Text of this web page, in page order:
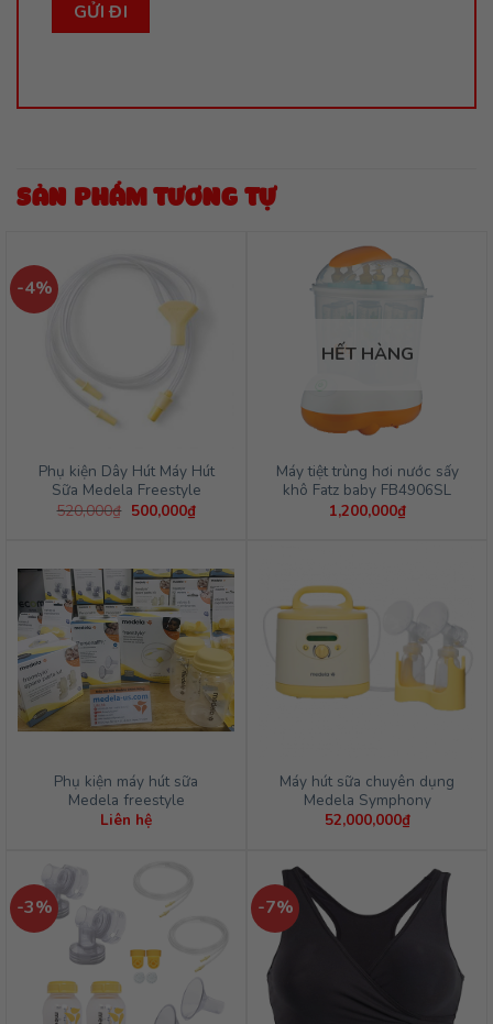
SẢN PHẨM TƯƠNG TỰ
-4%
Phụ kiện Dây Hút Máy Hút
Sữa Medela Freestyle
520,000₫ Giá
500,000₫Giá
hiện
500,000₫.
HẾT HÀNG
Máy tiệt trùng hơi nước sấy
khô Fatz baby FB4906SL
1,200,000₫
Phụ kiện máy hút sữa
Medela freestyle
Liên hệ
Máy hút sữa chuyên dụng
Medela Symphony
52,000,000₫
-3% -7%